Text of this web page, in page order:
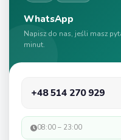
WhatsApp
Napisz do nas, jeśli masz
minut.
+48 514 270 929
08:00 – 23:00